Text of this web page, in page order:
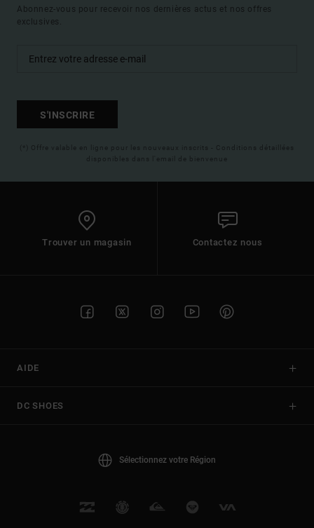
Abonnez-vous pour recevoir nos dernières actus et nos offres
exclusives.
S'INSCRIRE
(*) Offre valable en ligne pour les nouveaux inscrits - Conditions détaillées
disponibles dans l'email de bienvenue
Trouver un magasin Contactez nous
AIDE
DC SHOES
Sélectionnez votre Région